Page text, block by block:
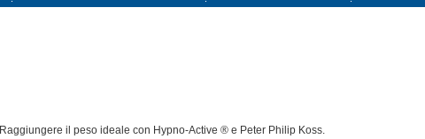
Raggiungere il peso ideale con Hypno-Active ® e Peter Philip Koss.